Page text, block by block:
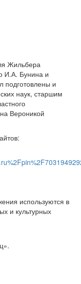
Жильбера
И.А. Бунина и
подготовлены и
наук, старшим
Вероникой
используются в
и культурных